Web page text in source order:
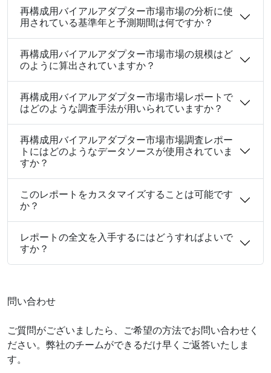
再構成用バイアルアダプター市場市場の分析に使
用されている基準年と予測期間は何ですか？
再構成用バイアルアダプター市場市場の規模はど
のように算出されていますか？
再構成用バイアルアダプター市場市場レポートで
はどのような調査手法が用いられていますか？
再構成用バイアルアダプター市場市場調査レポー
トにはどのようなデータソースが使用されていま
すか？
このレポートをカスタマイズすることは可能です
か？
レポートの全文を入手するにはどうすればよいで
すか？
問い合わせ
ご質問がございましたら、ご希望の方法でお問い合わせく
ださい。弊社のチームができるだけ早くご返答いたしま
す。